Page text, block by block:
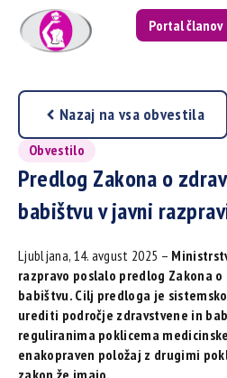
Portal članov
Nazaj na vsa obvestila
Obvestilo
Predlog Zakona o
babištvu v javni
Ljubljana, 14. avgust 2025 –
razpravo poslalo predlog Zakona
babištvu. Cilj predloga je
urediti področje zdravstvene in
reguliranima poklicema
enakopraven položaj z drugimi